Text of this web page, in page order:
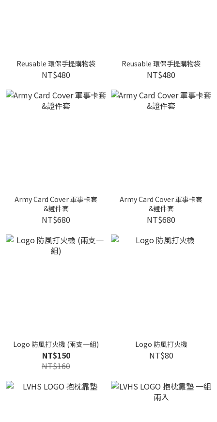
Reusable 環保手提購物袋
NT$480
Reusable 環保手提購物袋
NT$480
Army Card Cover 軍事卡套
&證件套
NT$680
Army Card Cover 軍事卡套
&證件套
NT$680
Logo 防風打火機 (兩支一組)
NT$150
NT$160
Logo 防風打火機
NT$80